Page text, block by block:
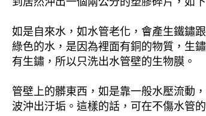
如是自來水，如水管老化，會產生鐵鏽
綠色的水，是因為裡面有銅的物質，生
有生鏽，所以只洗出水管壁的生物膜。
管壁上的髒東西，如是靠一般水壓流動
波沖出汙垢。這樣的話，可在不傷水管